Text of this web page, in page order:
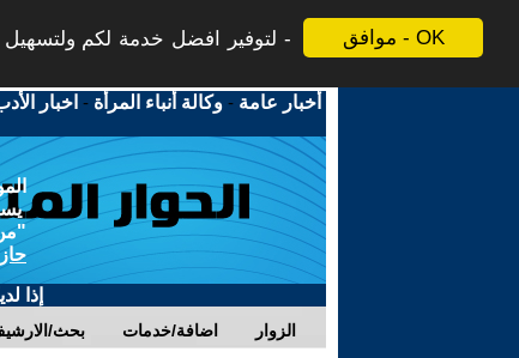
موافق - OK
لتوفير افضل خدمة لكم ولتسهيل
أخبار عامة -وكالة أنباء المرأة - اخبار
إذا
بحث/ اضافة/خدمات الزوار